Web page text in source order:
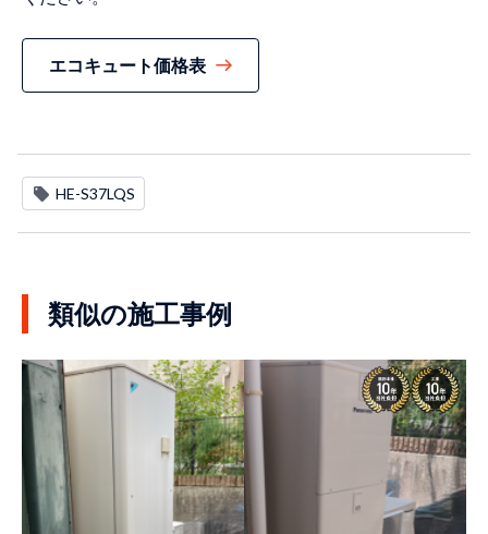
エコキュート価格表
HE-S37LQS
類似の施工事例